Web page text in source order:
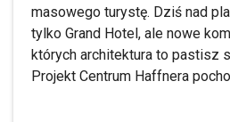
masowego turystę. Dziś nad
tylko Grand Hotel, ale nowe
których architektura to pastisz
Projekt Centrum Haffnera